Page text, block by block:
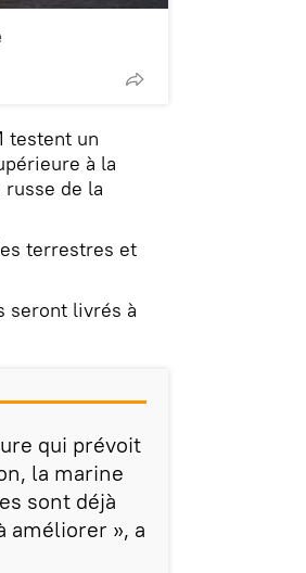
testent un
à la
de la
terrestres et
seront livrés à
qui prévoit
la marine
sont déjà
améliorer », a